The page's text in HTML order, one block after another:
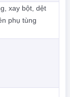
xay bột, dệt
phụ tùng